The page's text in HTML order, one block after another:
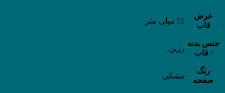
عرض
قاب
51 میلی متر
جنس بدنه
/ قاب
رزین
رنگ
صفحه
مشکی